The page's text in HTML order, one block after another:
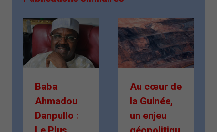
Baba
Ahmadou
Danpullo :
Au cœur de
la Guinée,
un enjeu